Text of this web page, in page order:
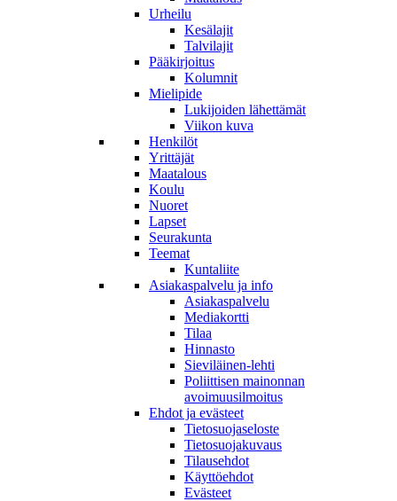
Urheilu
Kesälajit
Talvilajit
Pääkirjoitus
Kolumnit
Mielipide
Lukijoiden lähettämät
Viikon kuva
Henkilöt
Yrittäjät
Maatalous
Koulu
Nuoret
Lapset
Seurakunta
Teemat
Kuntaliite
Asiakaspalvelu ja info
Asiakaspalvelu
Mediakortti
Tilaa
Hinnasto
Sieviläinen-lehti
Poliittisen mainonnan
avoimuusilmoitus
Ehdot ja evästeet
Tietosuojaseloste
Tietosuojakuvaus
Tilausehdot
Käyttöehdot
Evästeet